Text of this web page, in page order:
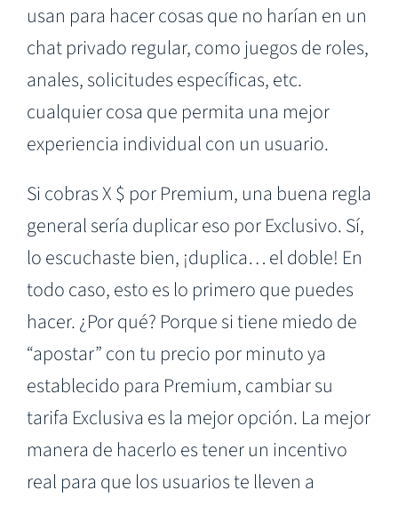
usan para hacer cosas que no harían en un
chat privado regular, como juegos de roles,
anales, solicitudes específicas, etc.
cualquier cosa que permita una mejor
experiencia individual con un usuario.
Si cobras X $ por Premium, una buena regla
general sería duplicar eso por Exclusivo. Sí,
lo escuchaste bien, ¡duplica… el doble! En
todo caso, esto es lo primero que puedes
hacer. ¿Por qué? Porque si tiene miedo de
“apostar” con tu precio por minuto ya
establecido para Premium, cambiar su
tarifa Exclusiva es la mejor opción. La mejor
manera de hacerlo es tener un incentivo
real para que los usuarios te lleven a